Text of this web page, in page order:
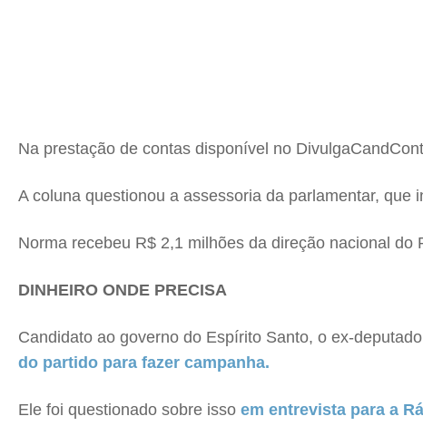
Na prestação de contas disponível no
A coluna questionou a assessoria da parlamentar,
Norma recebeu R$ 2,1 milhões da direção nacional do
DINHEIRO ONDE PRECISA
Candidato ao governo do Espírito Santo, o ex-deputado
do partido para fazer campanha.
Ele foi questionado sobre isso em entrevista para a